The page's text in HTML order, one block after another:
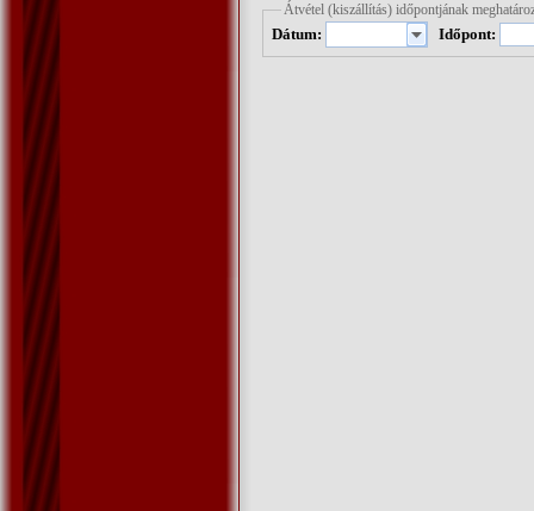
Átvétel (kiszállítás) időpontjának
Dátum: Időpont: